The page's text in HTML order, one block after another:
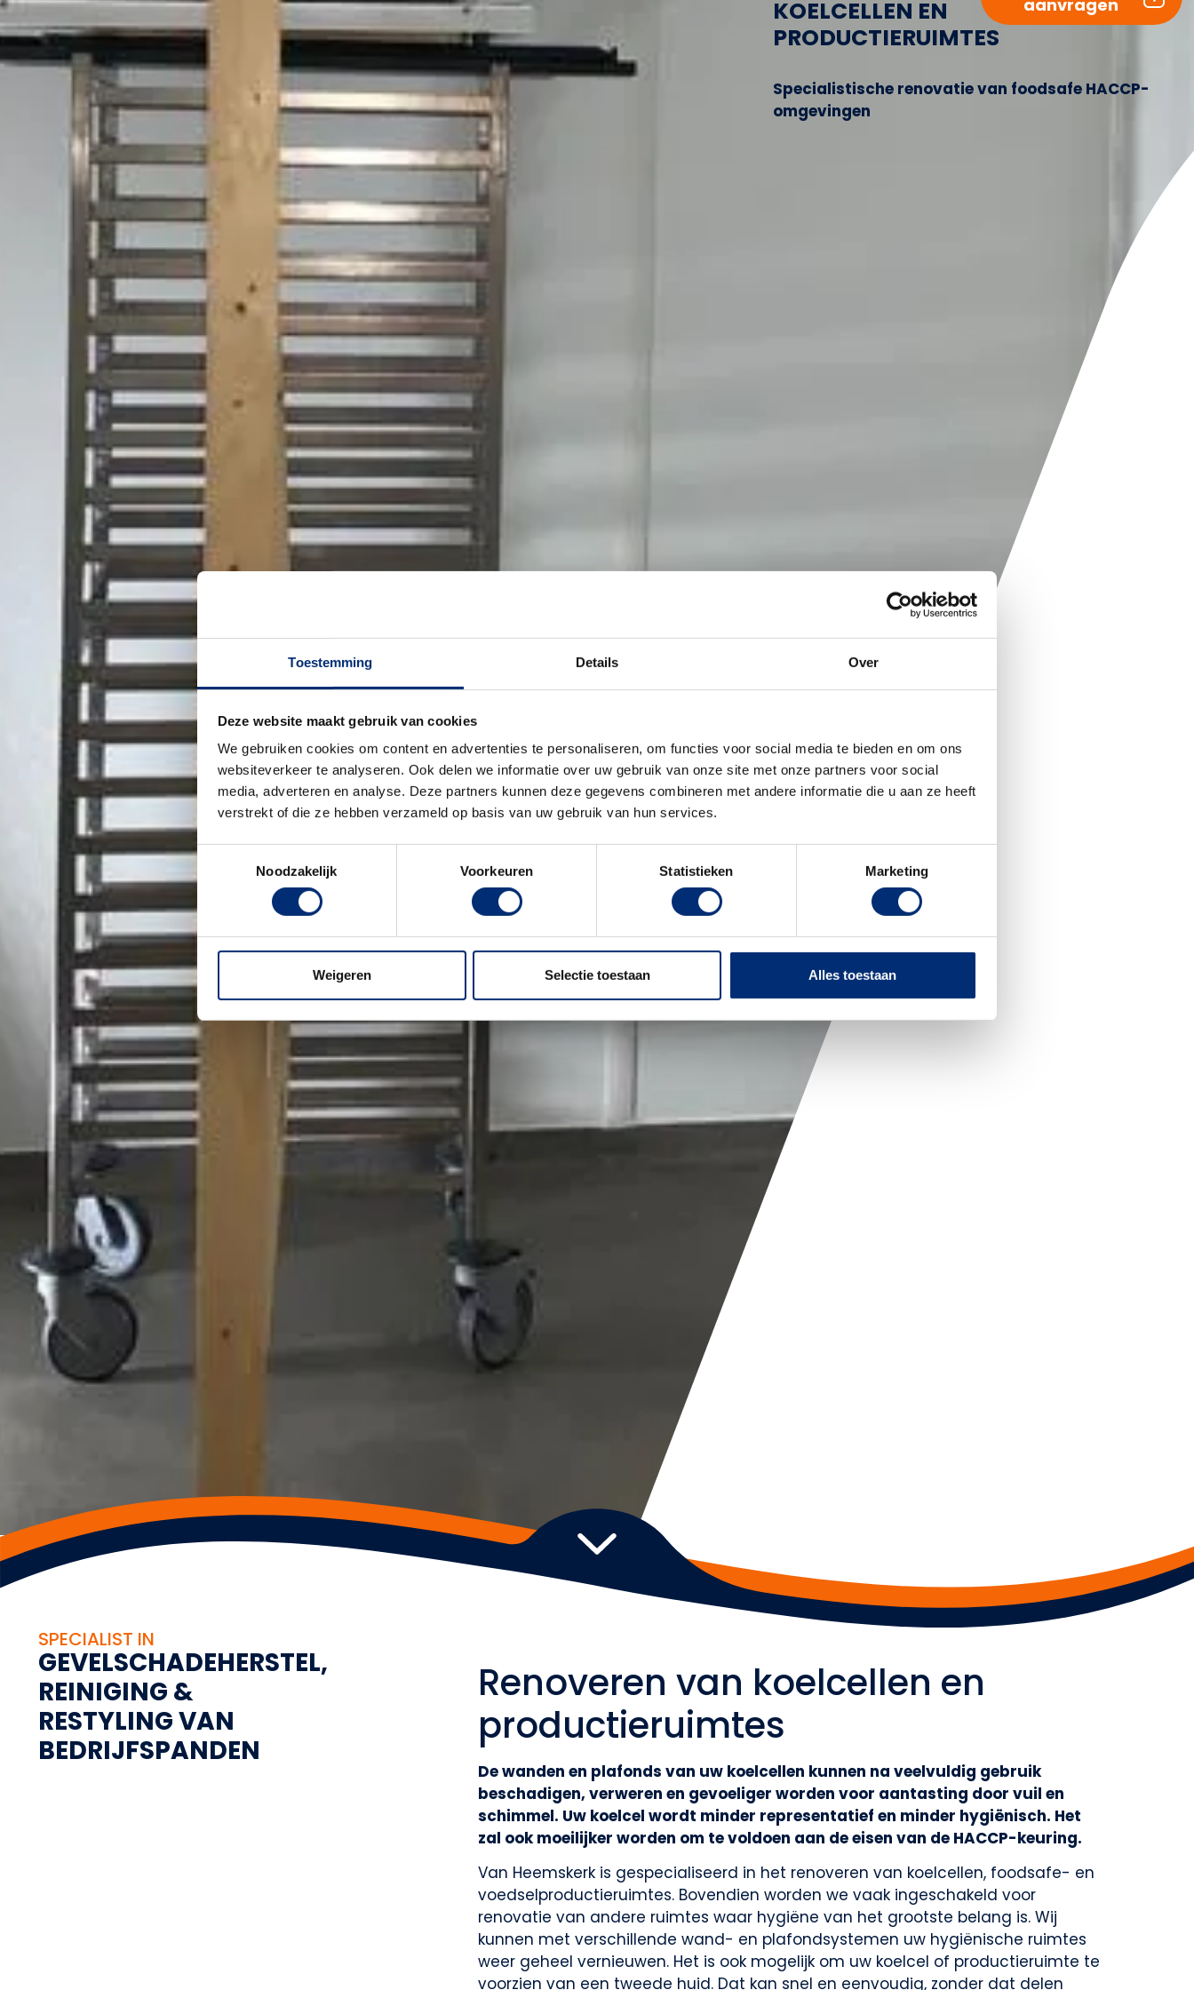
Toestemming Details Over
Deze website maakt gebruik van cookies
We gebruiken cookies om content en advertenties te personaliseren, om functies voor social media te bieden en om ons
websiteverkeer te analyseren. Ook delen we informatie over uw gebruik van onze site met onze partners voor social
media, adverteren en analyse. Deze partners kunnen deze gegevens combineren met andere informatie die u aan ze heeft
verstrekt of die ze hebben verzameld op basis van uw gebruik van hun services.
Toestemmingsselectie
Noodzakelijk
Voorkeuren Statistieken Marketing
Weigeren Selectie toestaan Alles toestaan
KOELCELLEN EN
PRODUCTIERUIMTES
aanvragen
Specialistische renovatie van foodsafe HACCP-
omgevingen
SPECIALIST IN
GEVELSCHADEHERSTEL,
REINIGING &
RESTYLING VAN
BEDRIJFSPANDEN
Renoveren van koelcellen en
productieruimtes
De wanden en plafonds van uw koelcellen kunnen na veelvuldig gebruik
beschadigen, verweren en gevoeliger worden voor aantasting door vuil en
schimmel. Uw koelcel wordt minder representatief en minder hygiënisch. Het
zal ook moeilijker worden om te voldoen aan de eisen van de HACCP-keuring.
Van Heemskerk is gespecialiseerd in het renoveren van koelcellen, foodsafe- en
voedselproductieruimtes. Bovendien worden we vaak ingeschakeld voor
renovatie van andere ruimtes waar hygiëne van het grootste belang is. Wij
kunnen met verschillende wand- en plafondsystemen uw hygiënische ruimtes
weer geheel vernieuwen. Het is ook mogelijk om uw koelcel of productieruimte te
voorzien van een tweede huid. Dat kan snel en eenvoudig, zonder dat delen